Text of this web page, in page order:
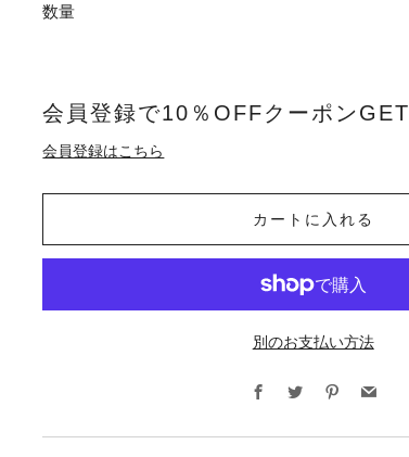
数量
会員登録で10％OFFクーポンGET
会員登録はこちら
カートに入れる
別のお支払い方法
Facebook
TwitterPinterestEmail